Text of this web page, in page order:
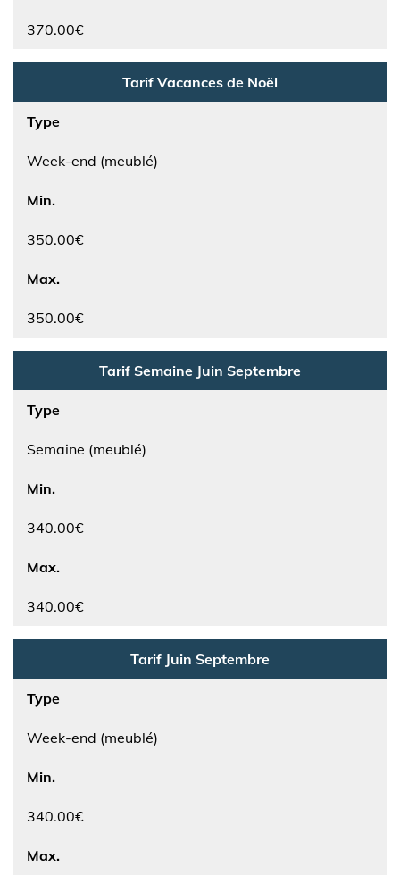
370.00€
Tarif Vacances de Noël
Type
Week-end (meublé)
Min.
350.00€
Max.
350.00€
Tarif Semaine Juin Septembre
Type
Semaine (meublé)
Min.
340.00€
Max.
340.00€
Tarif Juin Septembre
Type
Week-end (meublé)
Min.
340.00€
Max.